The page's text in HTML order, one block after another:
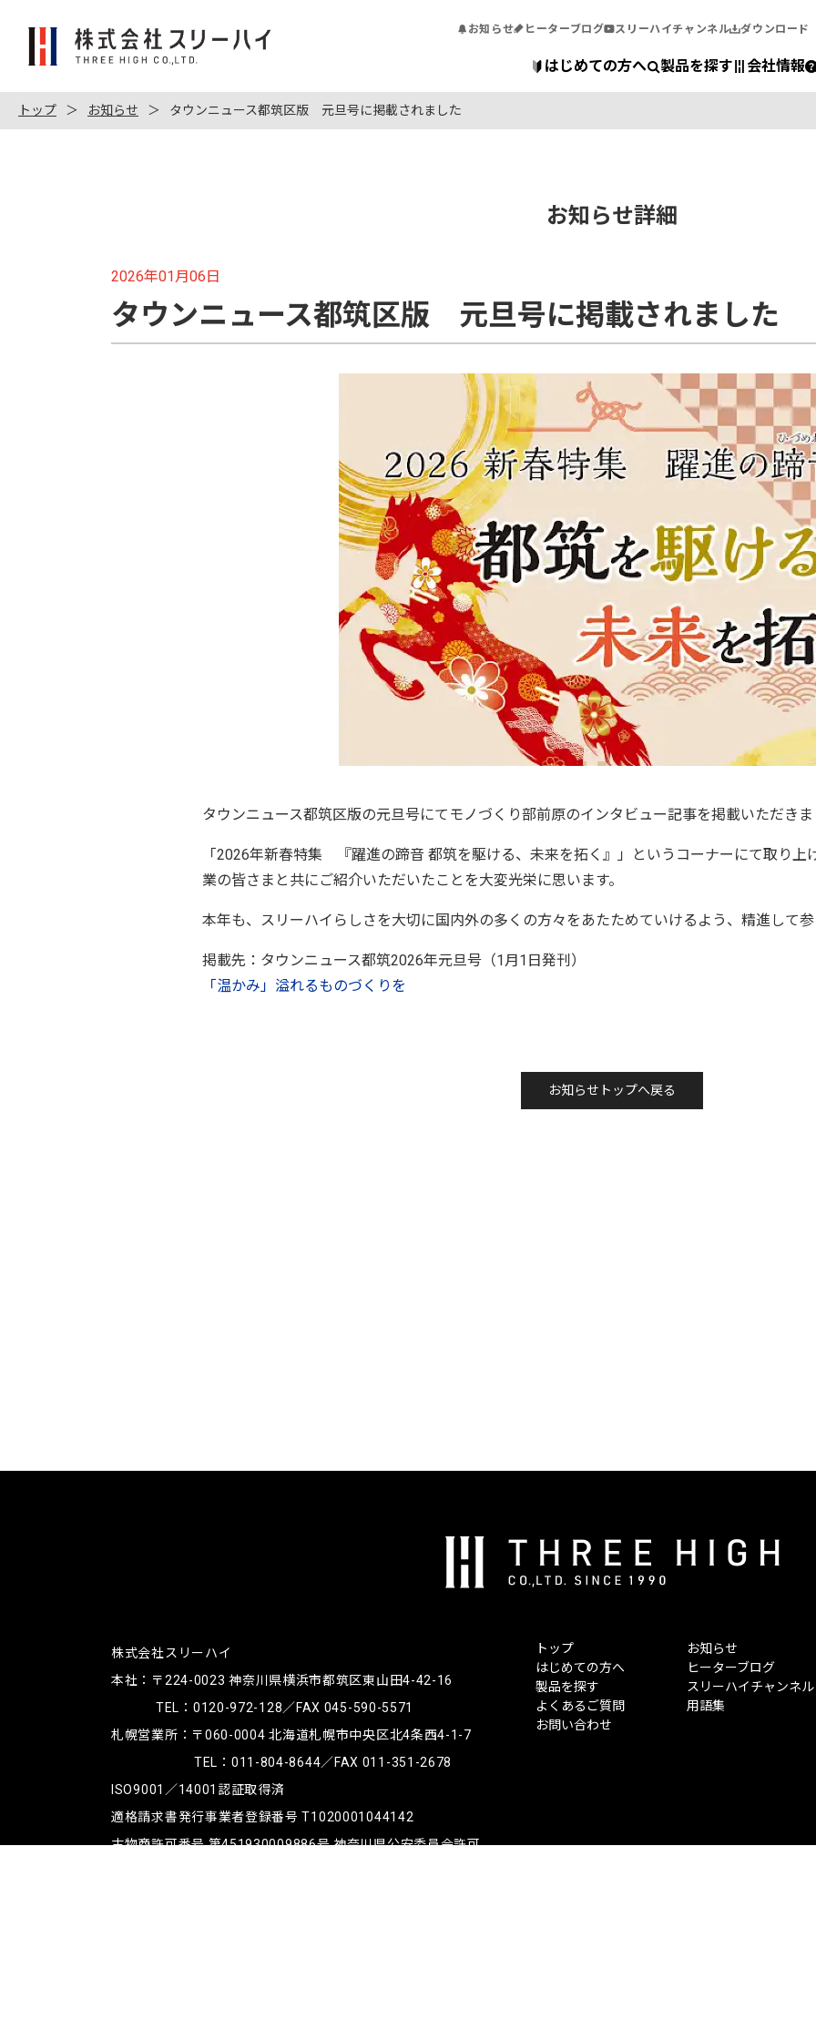
式
社
ス
はじめての方へ 製品を探す 会社情報
お知らせ ヒーターブログ スリーハイチャンネル ダウンロード
トップ お知らせ タウンニュース都筑区版 元旦号に掲載されました
お知らせ詳細
2026年01月06日
タウンニュース都筑区版 元旦号に掲載されました
タウンニュース都筑区版の元旦号にてモノづくり部前原のインタビュー記事を掲載いただき
「2026年新春特集 『躍進の蹄音 都筑を駆ける、未来を拓く』」というコーナーにて取り上
業の皆さまと共にご紹介いただいたことを大変光栄に思います。
本年も、スリーハイらしさを大切に国内外の多くの方々をあたためていけるよう、精進して
掲載先：タウンニュース都筑2026年元旦号（1月1日発刊）
「温かみ」溢れるものづくりを
お知らせトップへ戻る
会
ー
株式会社スリーハイ
本社：〒224-0023神奈川県横浜市都筑区東山田4-42-16
TEL： 0120-972-128／FAX 045-590-5571
札幌営業所：〒060-0004北海道札幌市中央区北4条西4-1-7
TEL： 011-804-8644／FAX 011-351-2678
ISO9001／14001認証取得済
適格請求書発行事業者登録番号 T1020001044142
古物商許可番号 第451930009886号 神奈川県公安委員会許可
トップ
はじめての方へ
製品を探す
よくあるご質問
お問い合わせ
お知らせ
ヒーターブログ
スリーハイチャンネル
用語集